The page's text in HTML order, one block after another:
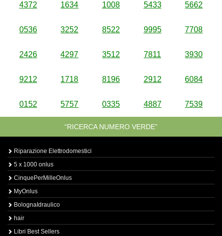
4372 1634 1008 5433 5662
0536 3252 8522 9995 7708
2426 4297 3512 7811 3930
9212 1718 8196 2912 6084
0152 5757 0335 4887 7539
“RICERCA NUMERO VERDE”
Riparazione Elettrodomestici
5 x 1000 onlus
CinquePerMilleOnlus
MyOnlus
BolognaIdraulico
hair
Libri Best Sellers